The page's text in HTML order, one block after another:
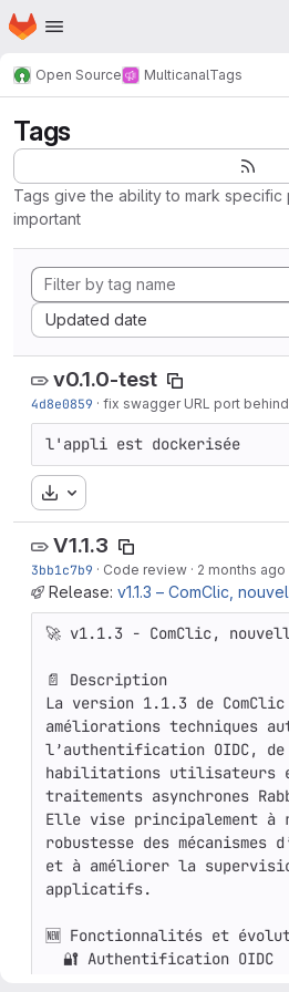
Skip to main content
Homepage
Open Source MulticanalTags
Tags
Tags give the ability to mark specific
important
Updated date
Sort by:
v0.1.0-test
4d8e0859 · fix swagger URL port behind
l'appli est dockerisée
Download
V1.1.3
3bb1c7b9 · Code review · 2 months ago
Release: v1.1.3 – ComClic,
🚀 v1.1.3 - ComClic,
📄 Description
La version 1.1.3 de
améliorations techniques
l’authentification OIDC,
habilitations utilisateurs
traitements asynchrones
Elle vise principalement à
robustesse des
et à améliorer la
applicatifs.
🆕 Fonctionnalités et